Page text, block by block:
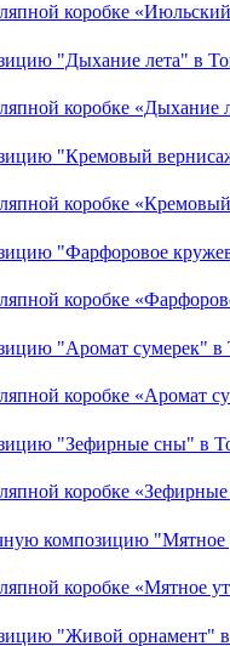
коробке
коробке «Дыхание
коробке
коробке
коробке «Аромат
коробке
коробке «Мятное